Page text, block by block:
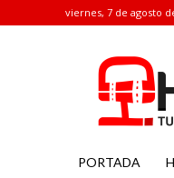
viernes, 7 de agosto
PORTADA